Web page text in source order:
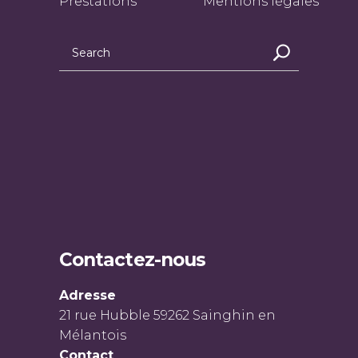
Contactez-nous
Adresse
21 rue Hubble 59262 Sainghin en
Mélantois